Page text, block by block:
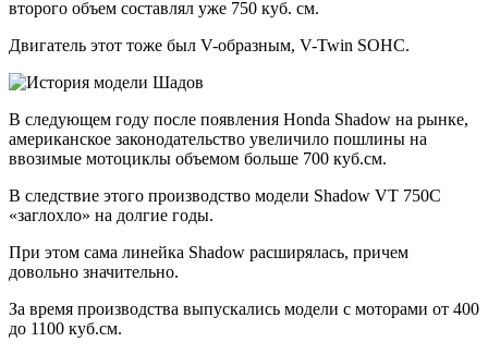
второго объем составлял уже 750 куб. см.
Двигатель этот тоже был V-образным, V-Twin SOHC.
В следующем году после появления Honda Shadow на рынке,
американское законодательство увеличило пошлины на
ввозимые мотоциклы объемом больше 700 куб.см.
В следствие этого производство модели Shadow VT 750C
«заглохло» на долгие годы.
При этом сама линейка Shadow расширялась, причем
довольно значительно.
За время производства выпускались модели с моторами от 400
до 1100 куб.см.